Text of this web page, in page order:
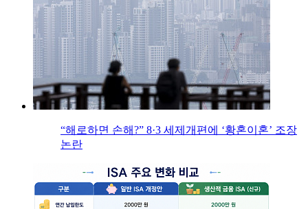
“해로하면 손해?” 8·3 세제개편에 ‘황혼이혼’ 조장
논란